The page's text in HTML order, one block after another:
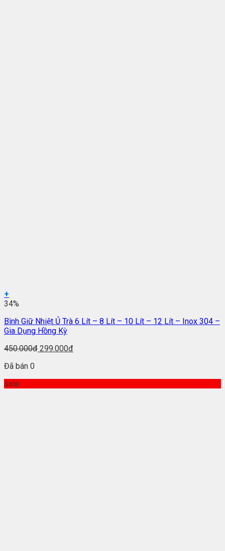
+
34%
Bình Giữ Nhiệt Ủ Trà 6 Lít – 8 Lít – 10 Lít – 12 Lít – Inox 304 –
Gia Dụng Hồng Kỳ
450.000đ 299.000đ
Đã bán 0
sale